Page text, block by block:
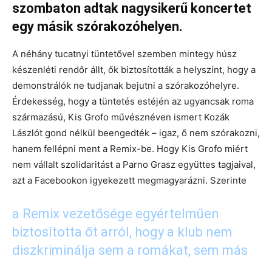
szombaton adtak nagysikerű koncertet
egy másik szórakozóhelyen.
A néhány tucatnyi tüntetővel szemben mintegy húsz
készenléti rendőr állt, ők biztosították a helyszínt, hogy a
demonstrálók ne tudjanak bejutni a szórakozóhelyre.
Érdekesség, hogy a tüntetés estéjén az ugyancsak roma
származású, Kis Grofo művésznéven ismert Kozák
Lászlót gond nélkül beengedték – igaz, ő nem szórakozni,
hanem fellépni ment a Remix-be. Hogy Kis Grofo miért
nem vállalt szolidaritást a Parno Grasz együttes tagjaival,
azt a Facebookon igyekezett megmagyarázni. Szerinte
a Remix vezetősége egyértelműen
biztosította őt arról, hogy a klub nem
diszkriminálja sem a romákat, sem más